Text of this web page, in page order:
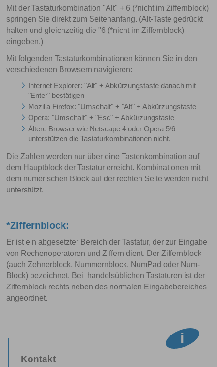
Mit der Tastaturkombination "Alt" + 6 (*nicht im Ziffernblock)
springen Sie direkt zum Seitenanfang. (Alt-Taste gedrückt
halten und gleichzeitig die "6 (*nicht im Ziffernblock)
eingeben.)
Mit folgenden Tastaturkombinationen können Sie in den
verschiedenen Browsern navigieren:
Internet Explorer: "Alt" + Abkürzungstaste danach mit
"Enter" bestätigen
Mozilla Firefox: "Umschalt" + "Alt" + Abkürzungstaste
Opera: "Umschalt" + "Esc" + Abkürzungstaste
Ältere Browser wie Netscape 4 oder Opera 5/6
unterstützen die Tastaturkombinationen nicht.
Die Zahlen werden nur über eine Tastenkombination auf
dem Hauptblock der Tastatur erreicht. Kombinationen mit
dem numerischen Block auf der rechten Seite werden nicht
unterstützt.
*Ziffernblock:
Er ist ein abgesetzter Bereich der Tastatur, der zur Eingabe
von Rechenoperatoren und Ziffern dient. Der Ziffernblock
(auch Zehnerblock, Nummernblock, NumPad oder Num-
Block) bezeichnet. Bei handelsüblichen Tastaturen ist der
Ziffernblock rechts neben des normalen Eingabebereiches
angeordnet.
Kontakt